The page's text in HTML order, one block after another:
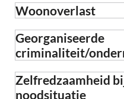
Woonoverlast
Georganiseerde
criminaliteit/
Zelfredzaamheid
noodsituatie